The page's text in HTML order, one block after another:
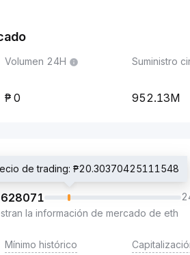
Volumen 24H
0
Suministro
952.13M
de trading: ₱20.30370425111548
la información de mercado de eth
Mínimo histórico